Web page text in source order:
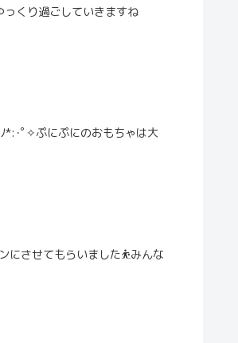
くり過ごしていきますね
*:･ﾟ✧ぷにぷにのおもちゃは大
にさせてもらいました⛹️みんな